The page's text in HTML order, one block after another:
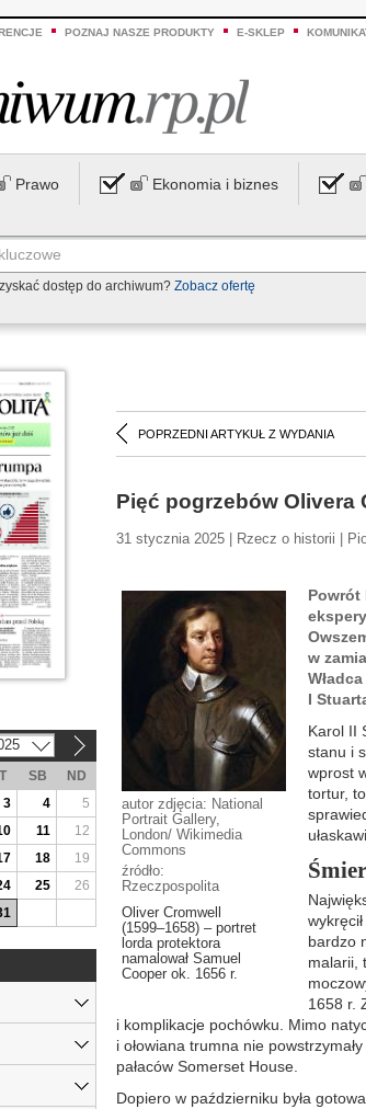
POZNAJ NASZE PRODUKTY E-SKLEP
Prawo Ekonomia i biznes
dostęp do archiwum? Zobacz ofertę
POPRZEDNI ARTYKUŁ Z WYDANIA
Pięć pogrzebów Olivera
31 stycznia 2025 | Rzecz o historii |
autor zdjęcia: National
Portrait Gallery,
London/ Wikimedia
Commons
źródło:
Rzeczpospolita
Oliver Cromwell
(1599–1658) – portret
lorda protektora
namalował Samuel
Cooper ok. 1656 r.
Powrót
w
I
Karol II
stanu i
wprost
tortur,
bardzo
malarii,
1658 r.
i komplikacje pochówku. Mimo
i ołowiana trumna nie
pałaców Somerset House.
Dopiero w październiku była
SB
ND
3 4
5
11
12
18
19
25
26